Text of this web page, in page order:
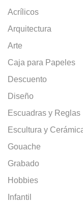
Acrílicos
Arquitectura
Arte
Caja para Papeles
Descuento
Diseño
Escuadras y Reglas
Escultura y
Gouache
Grabado
Hobbies
Infantil